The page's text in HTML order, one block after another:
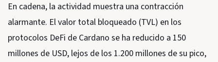
En cadena, la actividad muestra una contracción
alarmante. El valor total bloqueado (TVL) en los
protocolos DeFi de Cardano se ha reducido a 150
millones de USD, lejos de los 1.200 millones de su pico,